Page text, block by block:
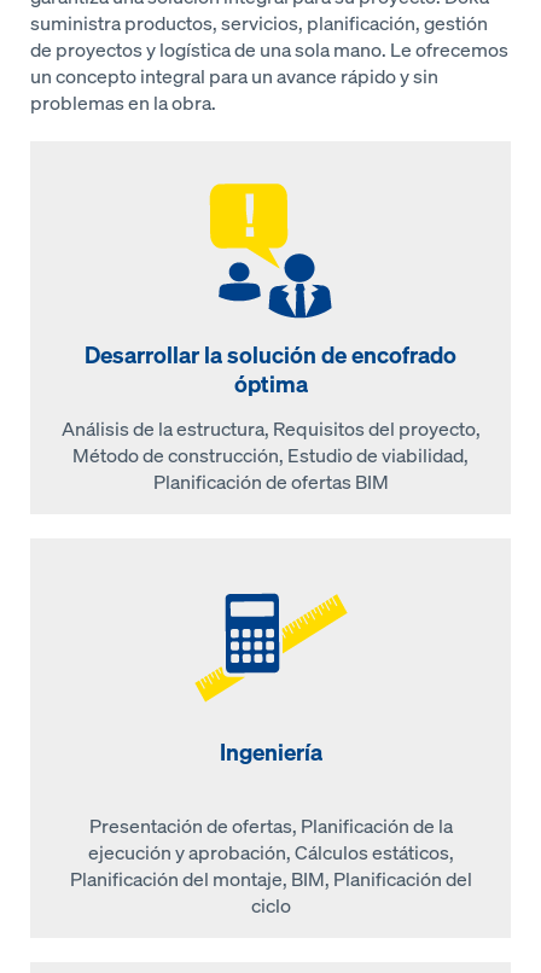
suministra productos, servicios, planificación, gestión
de proyectos y logística de una sola mano. Le ofrecemos
un concepto integral para un avance rápido y sin
problemas en la obra.
Desarrollar la solución de encofrado
óptima
Análisis de la estructura, Requisitos del proyecto,
Método de construcción, Estudio de viabilidad,
Planificación de ofertas BIM
Ingeniería
Presentación de ofertas, Planificación de la
ejecución y aprobación, Cálculos estáticos,
Planificación del montaje, BIM, Planificación del
ciclo